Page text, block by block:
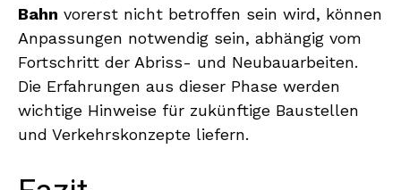
Bahn vorerst nicht betroffen sein wird, können
Anpassungen notwendig sein, abhängig vom
Fortschritt der Abriss- und Neubauarbeiten.
Die Erfahrungen aus dieser Phase werden
wichtige Hinweise für zukünftige Baustellen
und Verkehrskonzepte liefern.